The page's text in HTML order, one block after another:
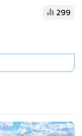
รับรู้ส่วนแบ่งกำไร
Generation ที่
ในไตรมาส 3/2566
วตั้งแต่เดือน
าส 3/2566 GULF
โรงไฟฟ้าพลังงานลม
จำนวน 235
299